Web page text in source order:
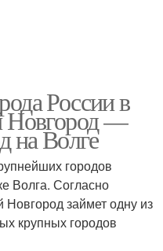
России в
Новгород —
на Волге
городов
Волга. Согласно
займет одну из
крупных городов